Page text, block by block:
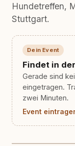
Hundetreffen,
Stuttgart.
Dein Event
Findet in
Gerade sind
eingetragen.
zwei Minuten.
Event